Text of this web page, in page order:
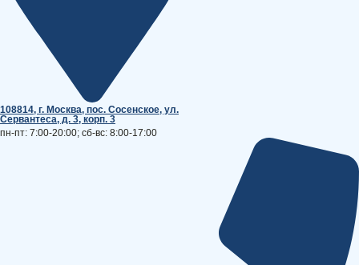
108814, г. Москва, поc. Сосенское, ул.
Сервантеса, д. 3, корп. 3
пн-пт: 7:00-20:00; сб-вс: 8:00-17:00